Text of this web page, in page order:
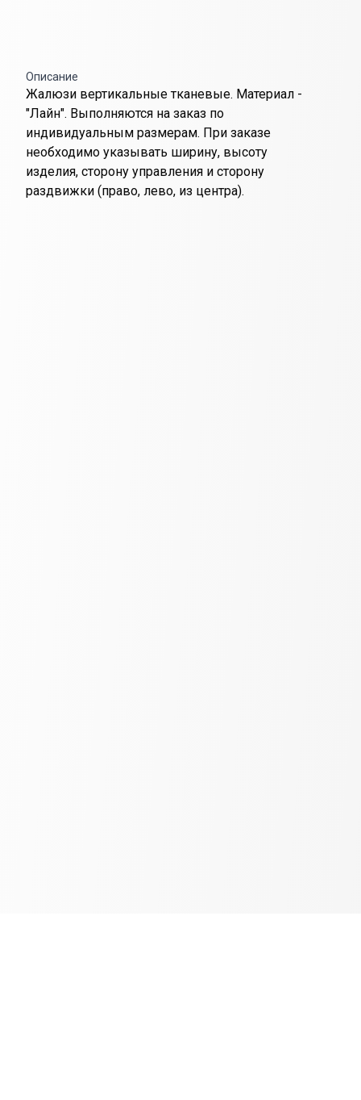
Описание
Жалюзи вертикальные тканевые. Материал -
"Лайн". Выполняются на заказ по
индивидуальным размерам. При заказе
необходимо указывать ширину, высоту
изделия, сторону управления и сторону
раздвижки (право, лево, из центра).